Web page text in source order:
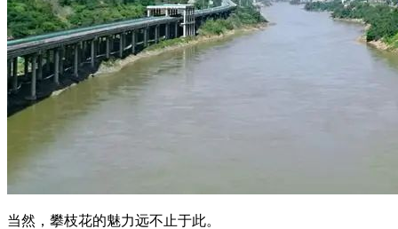
当然，攀枝花的魅力远不止于此。